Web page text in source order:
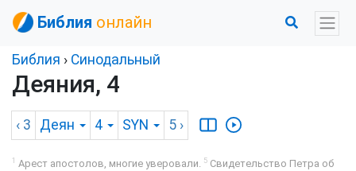
Библия онлайн
Библия › Синодальный
Деяния, 4
‹ 3 Деян 4 SYN 5 ›
1 Арест апостолов, многие уверовали. 5 Свидетельство Петра об